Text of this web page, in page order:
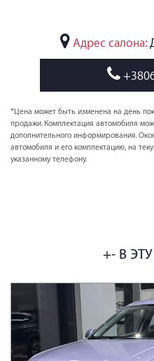
Адрес салона:
*Цена может быть изменена на день
продажи. Комплектация автомобиля
дополнительного информирования.
автомобиля и его комплектацию, на
указанному телефону.
+- В